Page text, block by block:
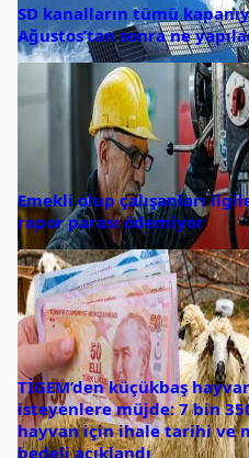
SD kanalların tümü
Ağustos’tan sonra ne
Emekli olup çalışanları
rapor parası ödemiyor
TİGEM’den küçükbaş
isteyenlere müjde: 7 bin
hayvan için ihale tarihi ve
bedeli açıklandı